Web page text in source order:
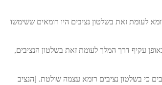
לעומת זאת בשלטון נציבים היו רומאים ששימשו
עקיף דרך המלך לעומת זאת בשלטון הנציבים,
כי בשלטון נציבים רומא עצמה שולטת. [הנציב